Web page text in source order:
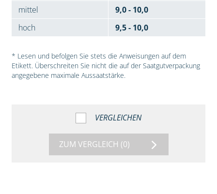
mittel
9,0 - 10,0
hoch
9,5 - 10,0
* Lesen und befolgen Sie stets die Anweisungen auf dem
Etikett. Überschreiten Sie nicht die auf der Saatgutverpackung
angegebene maximale Aussaatstärke.
VERGLEICHEN
ZUM VERGLEICH (0)